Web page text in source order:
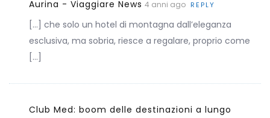
Aurina - Viaggiare News 4 anni ago REPLY
[…] che solo un hotel di montagna dall’eleganza
esclusiva, ma sobria, riesce a regalare, proprio come
[…]
Club Med: boom delle destinazioni a lungo